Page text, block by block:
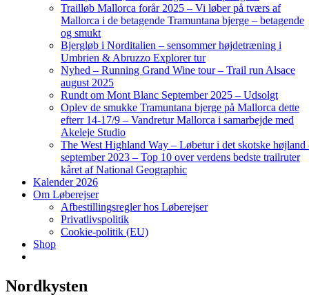
Trailløb Mallorca forår 2025 – Vi løber på tværs af
Mallorca i de betagende Tramuntana bjerge – betagende
og smukt
Bjergløb i Norditalien – sensommer højdetræning i
Umbrien & Abruzzo Explorer tur
Nyhed – Running Grand Wine tour – Trail run Alsace
august 2025
Rundt om Mont Blanc September 2025 – Udsolgt
Oplev de smukke Tramuntana bjerge på Mallorca dette
efterr 14-17/9 – Vandretur Mallorca i samarbejde med
Akeleje Studio
The West Highland Way – Løbetur i det skotske højland
september 2023 – Top 10 over verdens bedste trailruter
kåret af National Geographic
Kalender 2026
Om Løberejser
Afbestillingsregler hos Løberejser
Privatlivspolitik
Cookie-politik (EU)
Shop
Nordkysten